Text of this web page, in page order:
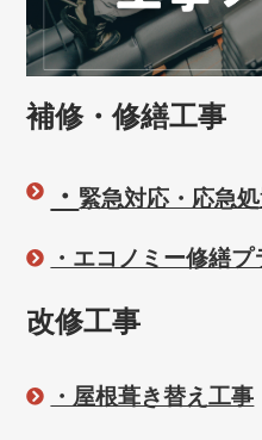
補修・修繕工事
・ 緊急対応・応急
・エコノミー修繕
改修工事
・屋根葺き替え工事